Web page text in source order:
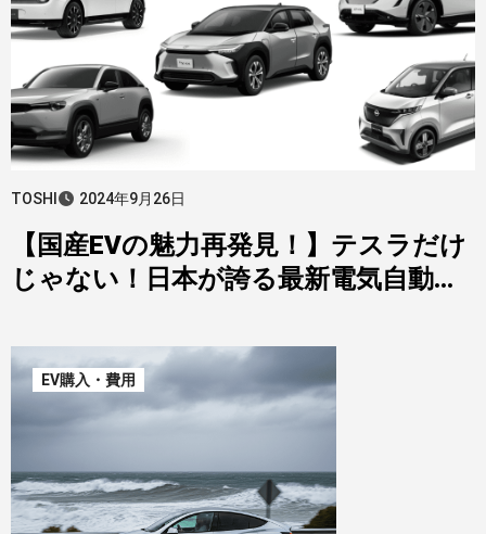
TOSHI 2024年9月26日
【国産EVの魅力再発見！】テスラだけ
じゃない！日本が誇る最新電気自動車5
EV購入・費用